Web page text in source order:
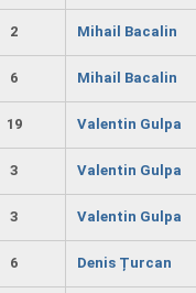
2 Mihail Bacalin
6 Mihail Bacalin
19 Valentin Gulpa
3 Valentin Gulpa
3 Valentin Gulpa
6 Denis Țurcan